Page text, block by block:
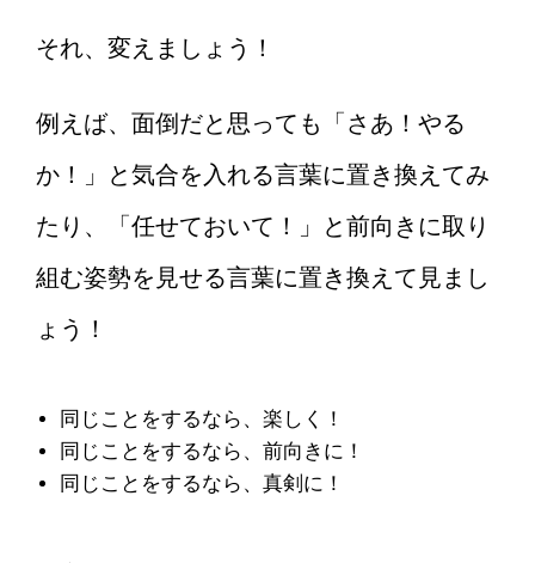
それ、変えましょう！
例えば、面倒だと思っても「さあ！やる
か！」と気合を入れる言葉に置き換えてみ
たり、「任せておいて！」と前向きに取り
組む姿勢を見せる言葉に置き換えて見まし
ょう！
同じことをするなら、楽しく！
同じことをするなら、前向きに！
同じことをするなら、真剣に！